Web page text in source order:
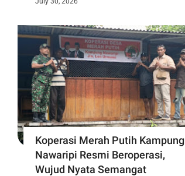
Koperasi Merah Putih Kampung
Nawaripi Resmi Beroperasi,
Wujud Nyata Semangat